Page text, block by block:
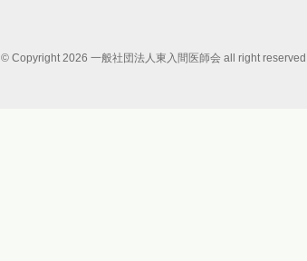
© Copyright 2026 一般社団法人東入間医師会 all right